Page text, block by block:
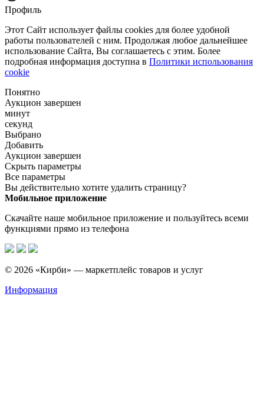
Профиль
Этот Сайт использует файлы cookies для более удобной
работы пользователей с ним. Продолжая любое дальнейшее
использование Сайта, Вы соглашаетесь с этим. Более
подробная информация доступна в Политики использования
cookie
Понятно
Аукцион завершен
минут
секунд
Выбрано
Добавить
Аукцион завершен
Скрыть параметры
Все параметры
Вы действительно хотите удалить страницу?
Мобильное приложение
Скачайте наше мобильное приложение и пользуйтесь всеми
функциями прямо из телефона
© 2026 «Кирби» — маркетплейс товаров и услуг
Информация